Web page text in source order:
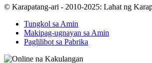
© Karapatang-ari - 2010-2025: Lahat ng
Tungkol sa Amin
Makipag-ugnayan sa Amin
Paglilibot sa Pabrika